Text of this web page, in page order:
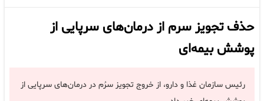
حذف تجویز سرم از درمان‌های سرپایی از
پوشش بیمه‌ای
رئیس سازمان غذا و دارو، از خروج تجویز سرُم در درمان‌های سرپایی از